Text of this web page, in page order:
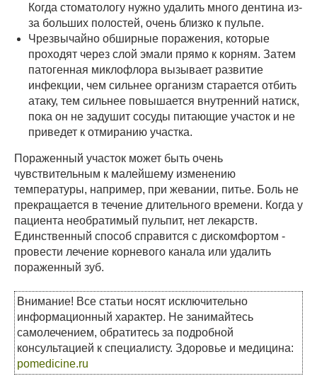
Когда стоматологу нужно удалить много дентина из-
за больших полостей, очень близко к пульпе.
Чрезвычайно обширные поражения, которые
проходят через слой эмали прямо к корням. Затем
патогенная миклофлора вызывает развитие
инфекции, чем сильнее организм старается отбить
атаку, тем сильнее повышается внутренний натиск,
пока он не задушит сосуды питающие участок и не
приведет к отмиранию участка.
Пораженный участок может быть очень
чувствительным к малейшему изменению
температуры, например, при жевании, питье. Боль не
прекращается в течение длительного времени. Когда у
пациента необратимый пульпит, нет лекарств.
Единственный способ справится с дискомфортом -
провести лечение корневого канала или удалить
пораженный зуб.
Внимание! Все статьи носят исключительно
информационный характер. Не занимайтесь
самолечением, обратитесь за подробной
консультацией к специалисту. Здоровье и медицина:
pomedicine.ru